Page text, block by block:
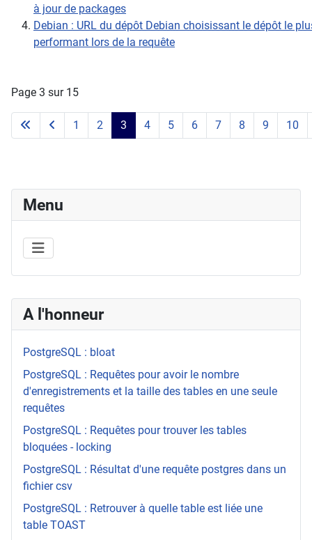
A l'honneur
PostgreSQL : bloat
PostgreSQL : Requêtes pour avoir le nombre
d'enregistrements et la taille des tables en une seule
requêtes
PostgreSQL : Requêtes pour trouver les tables
bloquées - locking
PostgreSQL : Résultat d'une requête postgres dans un
fichier csv
PostgreSQL : Retrouver à quelle table est liée une
table TOAST
à jour de packages
Debian : URL du dépôt Debian choisissant le dépôt le
performant lors de la requête
Page 3 sur 15
1 2 3 4 5 6 7 8 9 10
Menu